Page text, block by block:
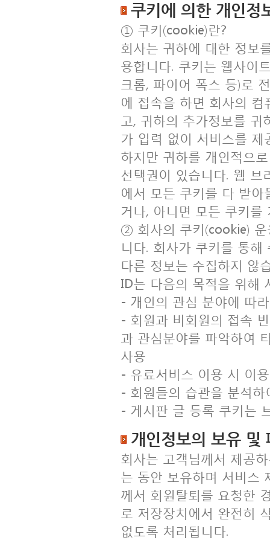
쿠키에 의한 개인정
① 쿠키(cookie)란?
회사는 귀하에 대한 정보
용합니다. 쿠키는 웹사이
크롬, 파이어 폭스 등)로
에 접속을 하면 회사의
고, 귀하의 추가정보를
가 입력 없이 서비스를
하지만 귀하를 개인적으
선택권이 있습니다. 웹
에서 모든 쿠키를 다 받
거나, 아니면 모든 쿠키
② 회사의 쿠키(cookie) 운
니다. 회사가 쿠키를 통
다른 정보는 수집하지 않
ID는 다음의 목적을 위해
- 개인의 관심 분야에 따
- 회원과 비회원의 접속
과 관심분야를 파악하여
사용
- 유료서비스 이용 시 이
- 회원들의 습관을 분석
- 게시판 글 등록 쿠키는
개인정보의 보유 및
회사는 고객님께서 제공
는 동안 보유하며 서비스
께서 회원탈퇴를 요청한
로 저장장치에서 완전히
없도록 처리됩니다.